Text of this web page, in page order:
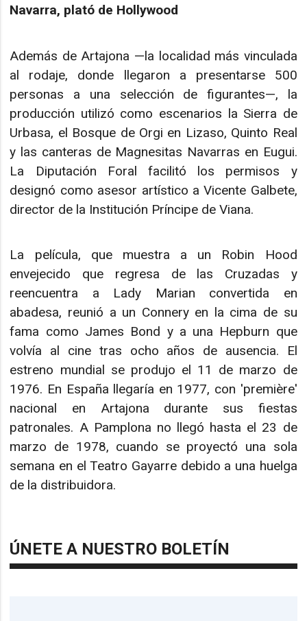
Navarra, plató de Hollywood
Además de Artajona —la localidad más vinculada
al rodaje, donde llegaron a presentarse 500
personas a una selección de figurantes—, la
producción utilizó como escenarios la Sierra de
Urbasa, el Bosque de Orgi en Lizaso, Quinto Real
y las canteras de Magnesitas Navarras en Eugui.
La Diputación Foral facilitó los permisos y
designó como asesor artístico a Vicente Galbete,
director de la Institución Príncipe de Viana.
La película, que muestra a un Robin Hood
envejecido que regresa de las Cruzadas y
reencuentra a Lady Marian convertida en
abadesa, reunió a un Connery en la cima de su
fama como James Bond y a una Hepburn que
volvía al cine tras ocho años de ausencia. El
estreno mundial se produjo el 11 de marzo de
1976. En España llegaría en 1977, con 'première'
nacional en Artajona durante sus fiestas
patronales. A Pamplona no llegó hasta el 23 de
marzo de 1978, cuando se proyectó una sola
semana en el Teatro Gayarre debido a una huelga
de la distribuidora.
ÚNETE A NUESTRO BOLETÍN